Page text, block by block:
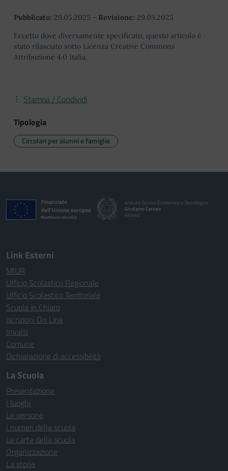
Pubblicato: 29.05.2025 - Revisione: 29.05.2025
Eccetto dove diversamente specificato, questo articolo è
stato rilasciato sotto Licenza Creative Commons
Attribuzione 4.0 Italia.
Stampa / Condividi
Tipologia
Circolari per alunni e famiglie
Istituto Tecnico Economico e Tecnologico
Girolamo Caruso
Alcamo
Link Esterni
MIUR
Ufficio Scolastico Regionale
Ufficio Scolastico Territoriale
Scuola in Chiaro
Iscrizioni On Line
Invalsi
Comune
Dichiarazione di accessibilità
La Scuola
Presentazione
I luoghi
Le persone
I numeri della scuola
Le carte della scuola
Organizzazione
La storia